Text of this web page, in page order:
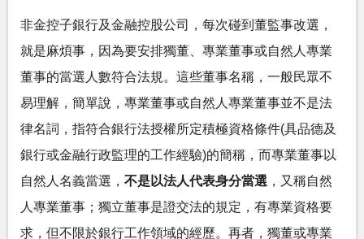
非金控子銀行及金融控股公司，每次碰到董監事改選，
就是麻煩事，因為要安排獨董、專業董事或自然人專業
董事的當選人數符合法規。這些董事名稱，一般民眾不
易理解，簡單說，專業董事或自然人專業董事並不是法
律名詞，指符合銀行法授權所定積極資格條件(具品德及
銀行或金融行政監理的工作經驗)的簡稱，而專業董事以
自然人名義當選， 不是以法人代表身分當選 ，又稱自然
人專業董事；獨立董事是證交法的規定，有專業資格要
求，但不限於銀行工作領域的經歷。再者，獨董或專業